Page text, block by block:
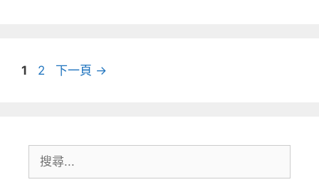
頁
1
頁
2 下一頁 →
尋: